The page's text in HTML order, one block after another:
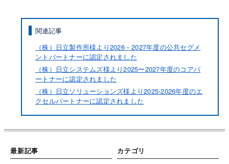
関連記事
（株）日立製作所様より2026－2027年度の公共セグメ
ントパートナーに認定されました
（株）日立システムズ様より2025ー2027年度のコアパ
ートナーに認定されました
（株）日立ソリューションズ様より2025-2026年度のエ
クセルパートナーに認定されました
最新記事 カテゴリ